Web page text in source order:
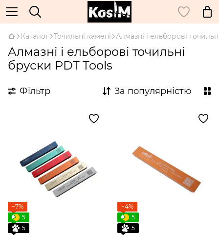
Каталог Точильні камені Алмазні і ельборові
Алмазні і ельборові точильні
бруски PDT Tools
Фільтр За популярністю
−7%
5
5
−4%
5
5